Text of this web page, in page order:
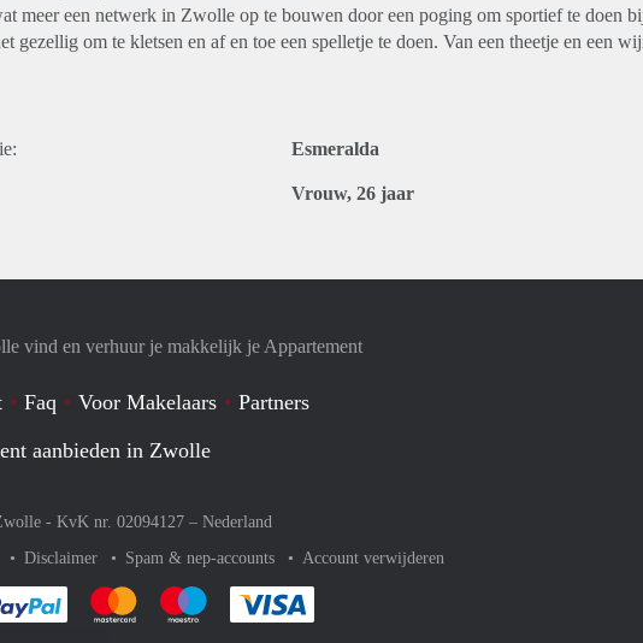
meer een netwerk in Zwolle op te bouwen door een poging om sportief te doen
gezellig om te kletsen en af en toe een spelletje te doen. Van een theetje en een
Esmeralda
Vrouw, 26 jaar
vind en verhuur je makkelijk je Appartement
Faq Voor Makelaars
Partners
aanbieden in Zwolle
- KvK nr. 02094127 – Nederland
Disclaimer Spam & nep-accounts Account verwijderen
Je rekent gemakkelijk af met Paypal
Je rekent gemakkelijk af met Mastercard
Je rekent gemakkelijk af met Meastro